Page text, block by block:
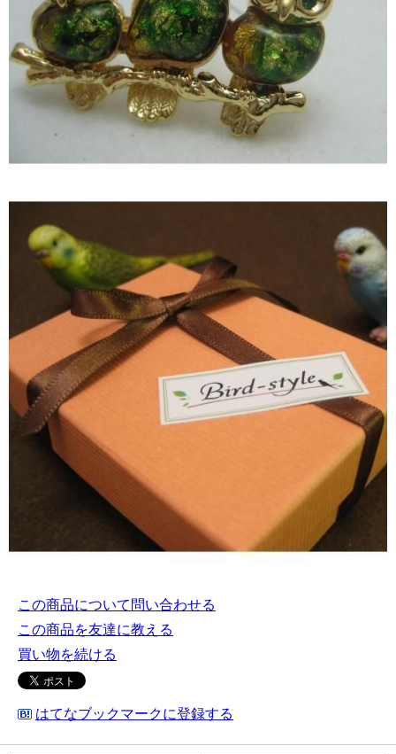
この商品について問い合わせる
この商品を友達に教える
買い物を続ける
はてなブックマークに登録する